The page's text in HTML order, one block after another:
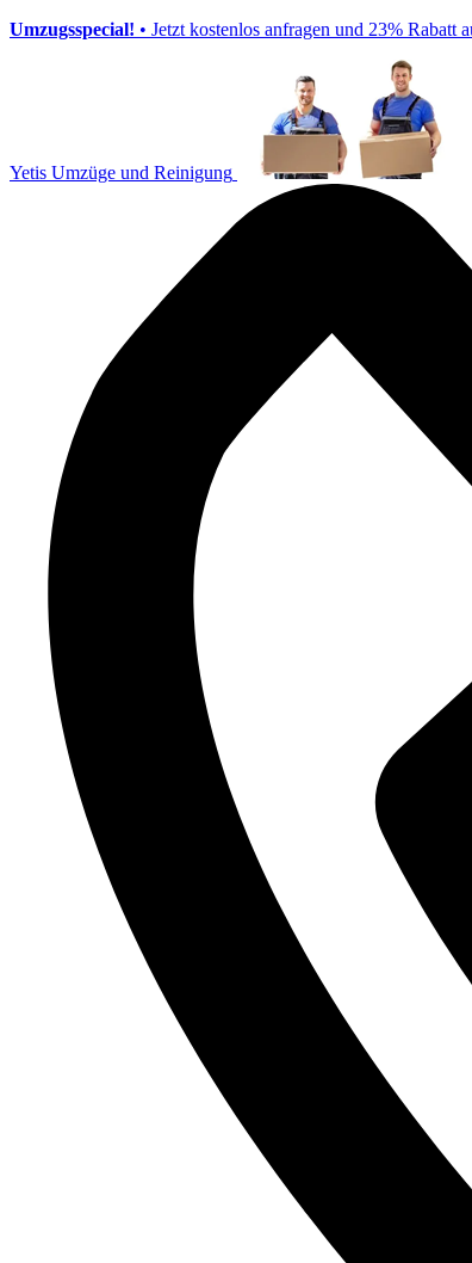
Umzugsspecial! • Jetzt kostenlos anfragen und 23%
Yetis Umzüge und Reinigung